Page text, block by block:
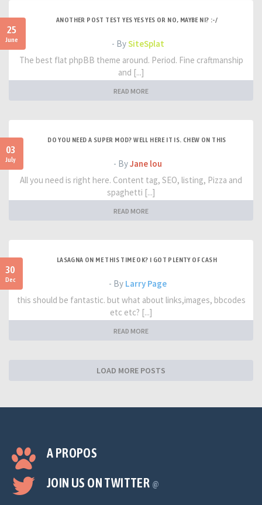
25
June
ANOTHER POST TEST YES YES YES OR NO, MAYBE NI? :-/
- BySiteSplat
The best flat phpBB theme around. Period. Fine craftmanship
and [...]
READ MORE
03
July
DO YOU NEED A SUPER MOD? WELL HERE IT IS. CHEW ON THIS
- ByJane lou
All you need is right here. Content tag, SEO, listing, Pizza and
spaghetti [...]
READ MORE
30
Dec
LASAGNA ON ME THIS TIME OK? I GOT PLENTY OF CASH
- By Larry Page
this should be fantastic. but what about links,images, bbcodes
etc etc? [...]
READ MORE
LOAD MORE POSTS
A PROPOS
JOIN US ON TWITTER @